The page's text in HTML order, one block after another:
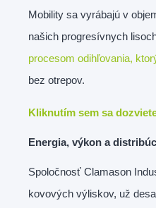
Mobility sa vyrábajú v
našich progresívnych
procesom odihľovania,
bez otrepov.
Kliknutím sem sa
Energia, výkon a
Spoločnosť Clamason
kovových výliskov, už